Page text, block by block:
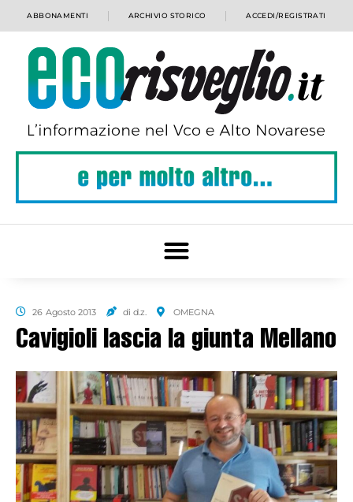
ABBONAMENTI ARCHIVIO STORICO ACCEDI/REGISTRATI
26 Agosto 2013 di d.z. OMEGNA
Cavigioli lascia la giunta Mellano